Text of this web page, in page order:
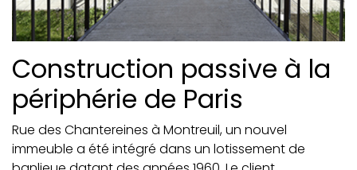
Construction passive à la
périphérie de Paris
Rue des Chantereines à Montreuil, un nouvel
immeuble a été intégré dans un lotissement de